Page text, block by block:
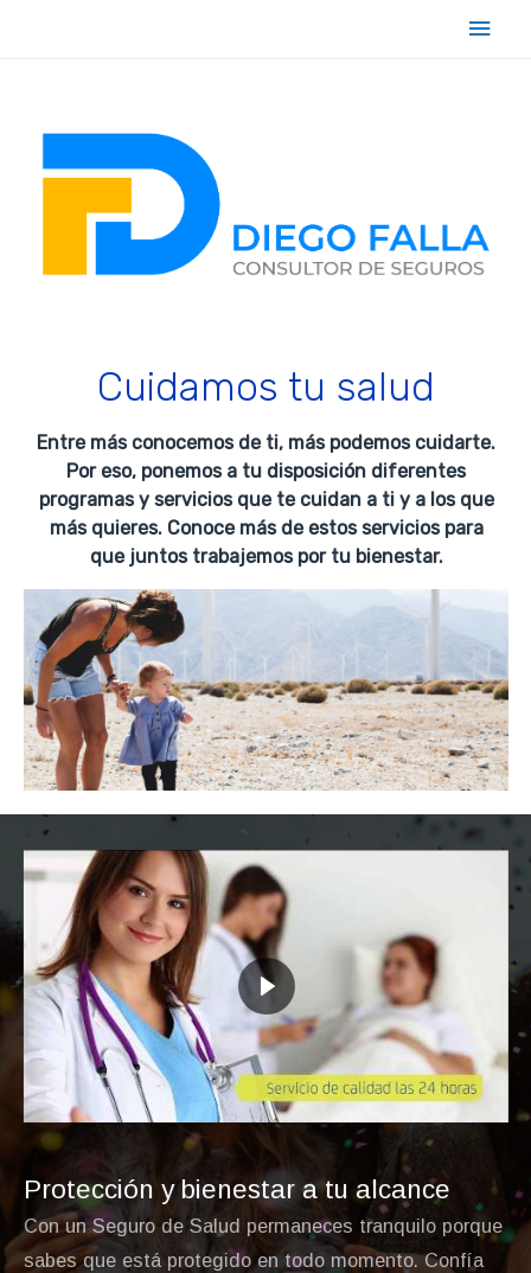
Cuidamos tu salud
Entre más conocemos de ti, más podemos cuidarte.
Por eso, ponemos a tu disposición diferentes
programas y servicios que te cuidan a ti y a los que
más quieres. Conoce más de estos servicios para
que juntos trabajemos por tu bienestar.
Protección y bienestar a tu alcance
Con un Seguro de Salud permaneces tranquilo porque
sabes que está protegido en todo momento. Confía